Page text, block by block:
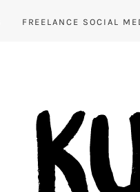
FREELANCE SOCIAL